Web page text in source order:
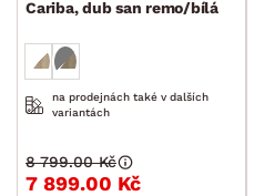
Cariba, dub san remo/bílá
na prodejnách také v dalších
variantách
7 899.00 Kč
8 799.00 Kč